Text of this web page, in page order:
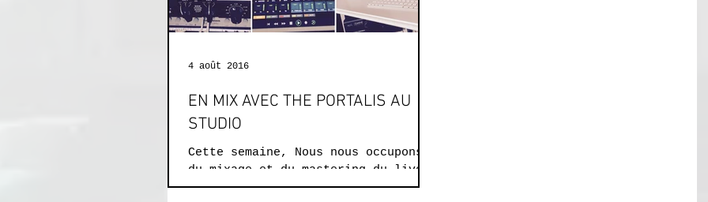
EN MIX AVEC THE PORTALIS AU
STUDIO
Cette semaine, Nous nous occupons
du mixage et du mastering du live
enregistré en multipistes via la
4 août 2016